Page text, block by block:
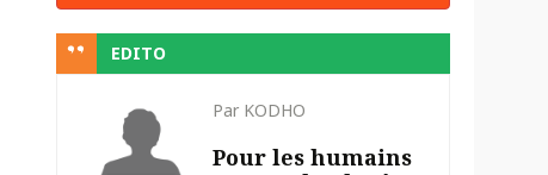
EDITO
Par KODHO
Pour les humains